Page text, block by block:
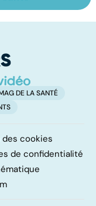
: et si
?
DE LA SANTÉ
cookies
de confidentialité